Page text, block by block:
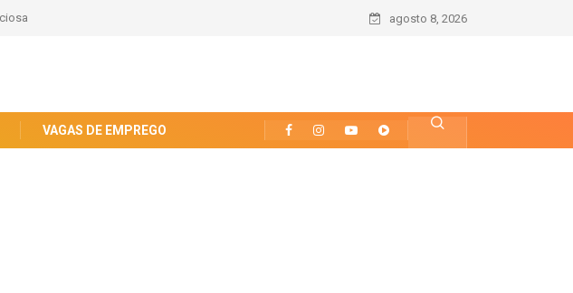
agosto 8, 2026
VAGAS DE EMPREGO